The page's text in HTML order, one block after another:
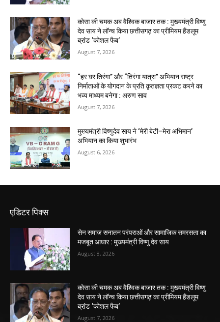
कोसा की चमक अब वैश्विक बाजार तक : मुख्यमंत्री विष्णु
देव साय ने लॉन्च किया छत्तीसगढ़ का प्रीमियम हैंडलूम
ब्रांड ‘कोशल फैब’
August 7, 2026
“हर घर तिरंगा” और “तिरंगा यात्रा” अभियान राष्ट्र
निर्माताओं के योगदान के प्रति कृतज्ञता प्रकट करने का
भव्य माध्यम बनेगा : अरुण साव
August 7, 2026
मुख्यमंत्री विष्णुदेव साय ने ‘मेरी बेटी–मेरा अभिमान’
अभियान का किया शुभारंभ
August 6, 2026
एडिटर पिक्स
सेन समाज सनातन परंपराओं और सामाजिक समरसता का
मजबूत आधार : मुख्यमंत्री विष्णु देव साय
August 8, 2026
कोसा की चमक अब वैश्विक बाजार तक : मुख्यमंत्री विष्णु
देव साय ने लॉन्च किया छत्तीसगढ़ का प्रीमियम हैंडलूम
ब्रांड ‘कोशल फैब’
August 7, 2026